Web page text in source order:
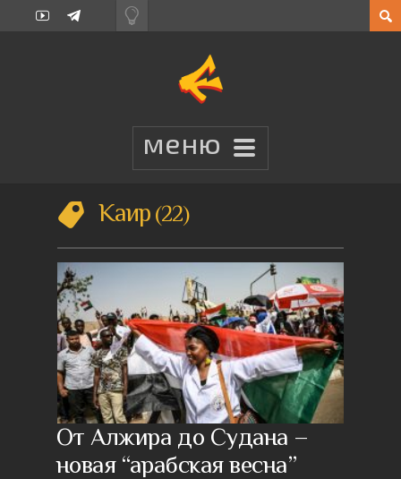
Каир 22
От Алжира до Судана –
новая “арабская весна”